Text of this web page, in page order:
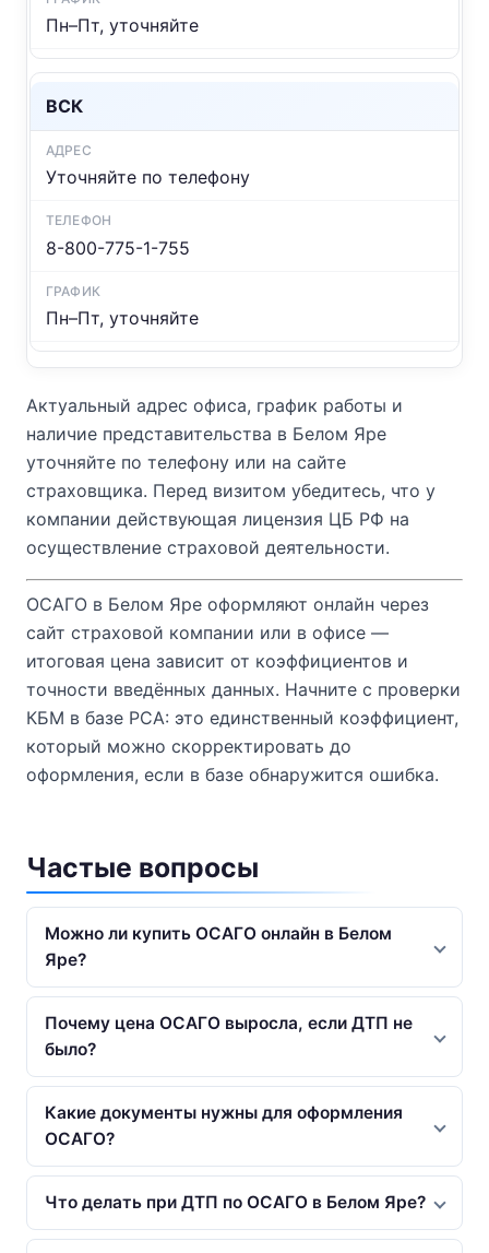
Пн–Пт, уточняйте
ВСК
Уточняйте по телефону
8-800-775-1-755
Пн–Пт, уточняйте
Актуальный адрес офиса, график работы и
наличие представительства в Белом Яре
уточняйте по телефону или на сайте
страховщика. Перед визитом убедитесь, что у
компании действующая лицензия ЦБ РФ на
осуществление страховой деятельности.
ОСАГО в Белом Яре оформляют онлайн через
сайт страховой компании или в офисе —
итоговая цена зависит от коэффициентов и
точности введённых данных. Начните с проверки
КБМ в базе РСА: это единственный коэффициент,
который можно скорректировать до
оформления, если в базе обнаружится ошибка.
Частые вопросы
Можно ли купить ОСАГО онлайн в Белом
Яре?
Почему цена ОСАГО выросла, если ДТП не
было?
Какие документы нужны для оформления
ОСАГО?
Что делать при ДТП по ОСАГО в Белом Яре?